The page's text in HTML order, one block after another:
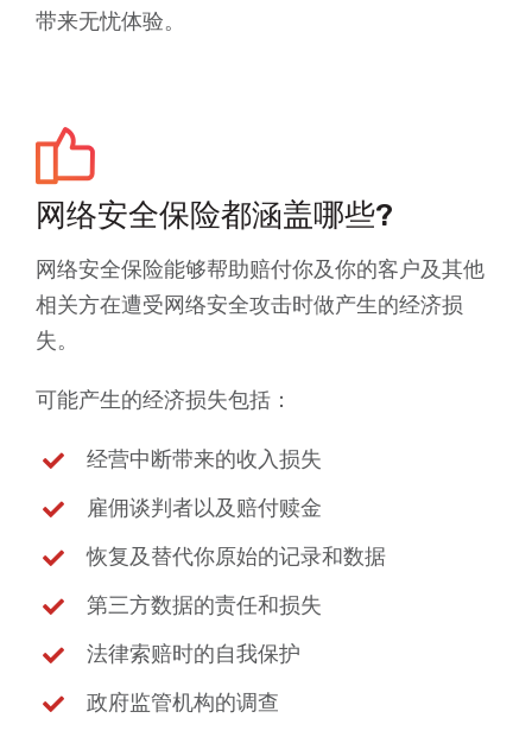
带来无忧体验。
网络安全保险都涵盖哪些?
网络安全保险能够帮助赔付你及你的客户及其他
相关方在遭受网络安全攻击时做产生的经济损
失。
可能产生的经济损失包括：
经营中断带来的收入损失
雇佣谈判者以及赔付赎金
恢复及替代你原始的记录和数据
第三方数据的责任和损失
法律索赔时的自我保护
政府监管机构的调查